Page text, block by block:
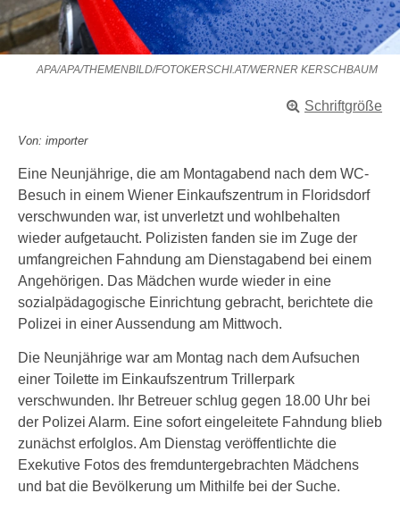
APA/APA/THEMENBILD/FOTOKERSCHI.AT/WERNER KERSCHBAUM
Schriftgröße
Von: importer
Eine Neunjährige, die am Montagabend nach dem WC-
Besuch in einem Wiener Einkaufszentrum in Floridsdorf
verschwunden war, ist unverletzt und wohlbehalten
wieder aufgetaucht. Polizisten fanden sie im Zuge der
umfangreichen Fahndung am Dienstagabend bei einem
Angehörigen. Das Mädchen wurde wieder in eine
sozialpädagogische Einrichtung gebracht, berichtete die
Polizei in einer Aussendung am Mittwoch.
Die Neunjährige war am Montag nach dem Aufsuchen
einer Toilette im Einkaufszentrum Trillerpark
verschwunden. Ihr Betreuer schlug gegen 18.00 Uhr bei
der Polizei Alarm. Eine sofort eingeleitete Fahndung blieb
zunächst erfolglos. Am Dienstag veröffentlichte die
Exekutive Fotos des fremduntergebrachten Mädchens
und bat die Bevölkerung um Mithilfe bei der Suche.